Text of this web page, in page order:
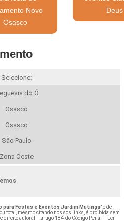
Novo
Osasco
Deus
Selecione:
do Ó
Osasco
Osasco
São Paulo
Zona Oeste
para Festas e Eventos Jardim Mutinga" é de
total, mesmo citando nossos links, é proibida sem
direito autoral – artigo 184 do Código Penal –
Lei